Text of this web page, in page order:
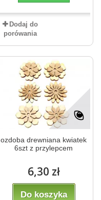
Dodaj do
porówania
ozdoba drewniana kwiatek
6szt z przylepcem
6,30 zł
Do koszyka